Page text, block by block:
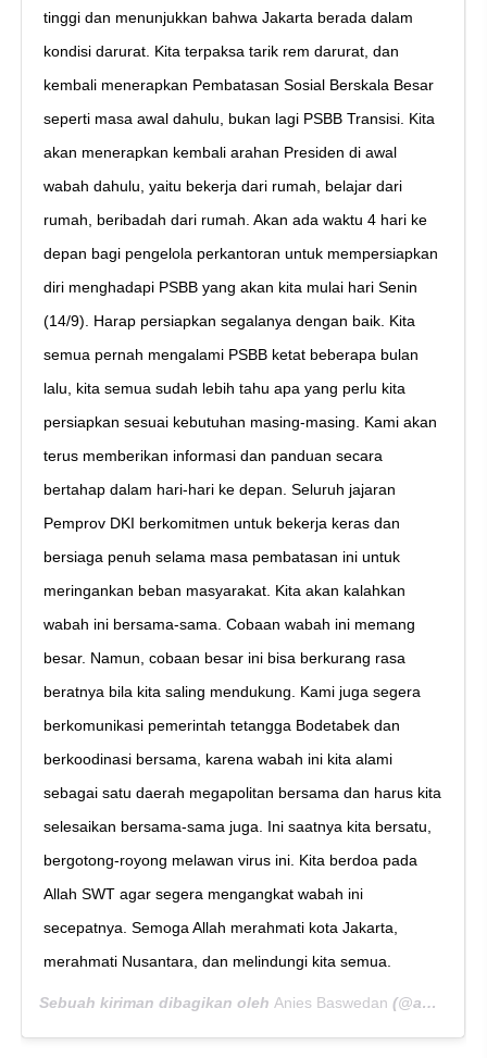
tinggi dan menunjukkan bahwa Jakarta berada dalam
kondisi darurat. Kita terpaksa tarik rem darurat, dan
kembali menerapkan Pembatasan Sosial Berskala Besar
seperti masa awal dahulu, bukan lagi PSBB Transisi. Kita
akan menerapkan kembali arahan Presiden di awal
wabah dahulu, yaitu bekerja dari rumah, belajar dari
rumah, beribadah dari rumah. Akan ada waktu 4 hari ke
depan bagi pengelola perkantoran untuk mempersiapkan
diri menghadapi PSBB yang akan kita mulai hari Senin
(14/9). Harap persiapkan segalanya dengan baik. Kita
semua pernah mengalami PSBB ketat beberapa bulan
lalu, kita semua sudah lebih tahu apa yang perlu kita
persiapkan sesuai kebutuhan masing-masing. Kami akan
terus memberikan informasi dan panduan secara
bertahap dalam hari-hari ke depan. Seluruh jajaran
Pemprov DKI berkomitmen untuk bekerja keras dan
bersiaga penuh selama masa pembatasan ini untuk
meringankan beban masyarakat. Kita akan kalahkan
wabah ini bersama-sama. Cobaan wabah ini memang
besar. Namun, cobaan besar ini bisa berkurang rasa
beratnya bila kita saling mendukung. Kami juga segera
berkomunikasi pemerintah tetangga Bodetabek dan
berkoodinasi bersama, karena wabah ini kita alami
sebagai satu daerah megapolitan bersama dan harus kita
selesaikan bersama-sama juga. Ini saatnya kita bersatu,
bergotong-royong melawan virus ini. Kita berdoa pada
Allah SWT agar segera mengangkat wabah ini
secepatnya. Semoga Allah merahmati kota Jakarta,
merahmati Nusantara, dan melindungi kita semua.
Sebuah kiriman dibagikan oleh Anies Baswedan (@aniesbaswedan) pada